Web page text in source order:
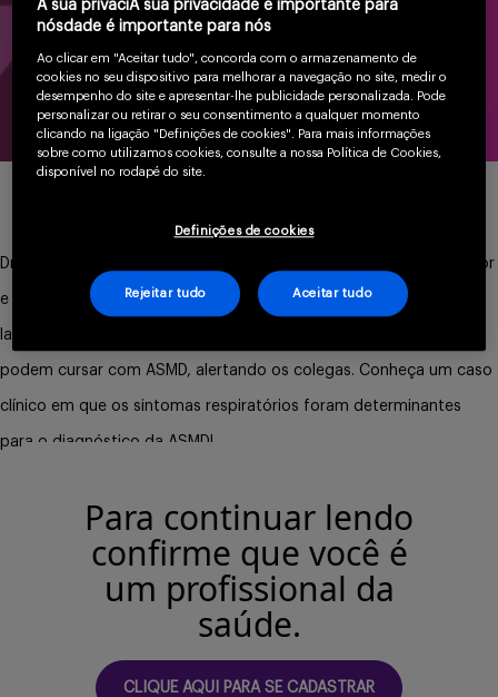
Dr. Bruno Baldi (CRMSP - 41700) é médico pneumologista do InCor
e do serviço de doenças intersticiais do HC-USP. No evento de
lançamento, ele apresentou os diagnósticos diferenciais que
podem cursar com ASMD, alertando os colegas. Conheça um caso
clínico em que os sintomas respiratórios foram determinantes
para o diagnóstico da ASMD!
Para continuar lendo
confirme que você é
um profissional da
saúde.
CLIQUE AQUI PARA SE CADASTRAR
A sua privaciA sua privacidade é importante para
nósdade é importante para nós
Ao clicar em "Aceitar tudo", concorda com o armazenamento de
cookies no seu dispositivo para melhorar a navegação no site, medir o
desempenho do site e apresentar-lhe publicidade personalizada. Pode
personalizar ou retirar o seu consentimento a qualquer momento
clicando na ligação "Definições de cookies". Para mais informações
sobre como utilizamos cookies, consulte a nossa Política de Cookies,
disponível no rodapé do site.
Definições de cookies
Rejeitar tudo Aceitar tudo